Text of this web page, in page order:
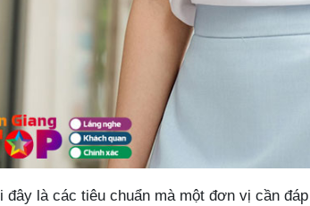
đây là các tiêu chuẩn mà một đơn vị cần